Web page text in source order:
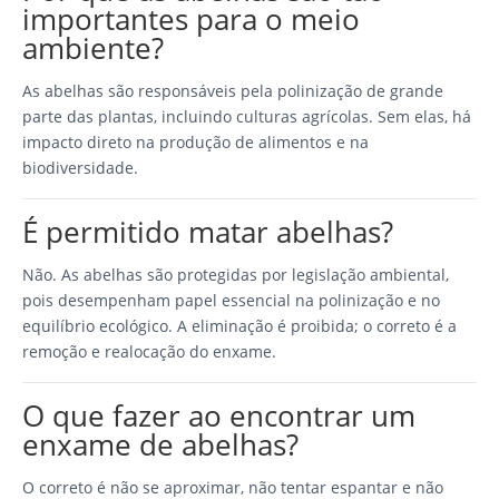
importantes para o meio
ambiente?
As abelhas são responsáveis pela polinização de grande
parte das plantas, incluindo culturas agrícolas. Sem elas, há
impacto direto na produção de alimentos e na
biodiversidade.
É permitido matar abelhas?
Não. As abelhas são protegidas por legislação ambiental,
pois desempenham papel essencial na polinização e no
equilíbrio ecológico. A eliminação é proibida; o correto é a
remoção e realocação do enxame.
O que fazer ao encontrar um
enxame de abelhas?
O correto é não se aproximar, não tentar espantar e não